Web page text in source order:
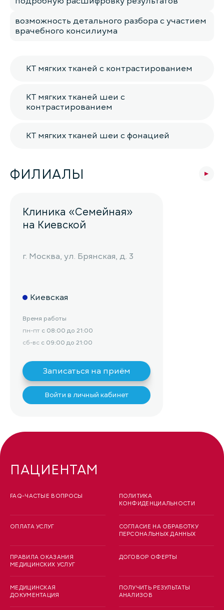
возможность детального разбора с участием
врачебного консилиума
КТ мягких тканей с контрастированием
КТ мягких тканей шеи с
контрастированием
КТ мягких тканей шеи с фонацией
ФИЛИАЛЫ
Клиника «Семейная»
на Киевской
г. Москва, ул. Брянская, д. 3
Киевская
Время работы
пн-пт с 08:00 до 21:00
сб-вс с 09:00 до 21:00
Записаться на приём
Войти в личный кабинет
ПАЦИЕНТАМ
FAQ-ЧАСТЫЕ ВОПРОСЫ
ОПЛАТА УСЛУГ
ПРАВИЛА ОКАЗАНИЯ
МЕДИЦИНСКИХ УСЛУГ
МЕДИЦИНСКАЯ
ДОКУМЕНТАЦИЯ
ПОЛИТИКА
КОНФИДЕНЦИАЛЬНОСТИ
СОГЛАСИЕ НА ОБРАБОТКУ
ПЕРСОНАЛЬНЫХ ДАННЫХ
ДОГОВОР ОФЕРТЫ
ПОЛУЧИТЬ РЕЗУЛЬТАТЫ
АНАЛИЗОВ